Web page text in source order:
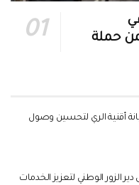
حملة
أقنية الري لتحسين وصول
الوطني لتعزيز الخدمات